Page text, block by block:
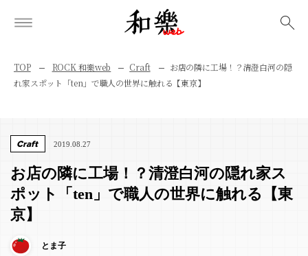
TOP ROCK 和樂web Craft
お店の隣に工場！？清澄白河の隠
れ家スポット「ten」で職人の世界に触れる【東京】
Craft 2019.08.27
お店の隣に工場！？清澄白河の隠れ家ス
ポット「ten」で職人の世界に触れる【東
京】
とま子